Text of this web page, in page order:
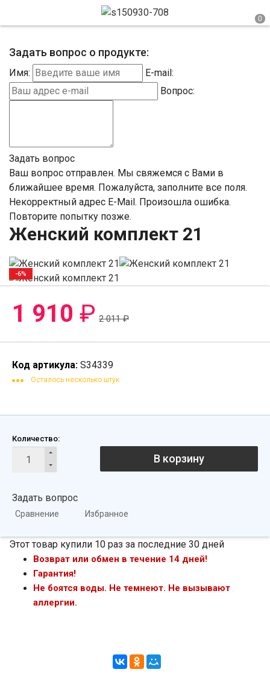
Задать вопрос о продукте:
Имя:
E-mail:
Вопрос:
Задать вопрос
Ваш вопрос отправлен. Мы свяжемся с Вами в
ближайшее время. Пожалуйста, заполните все поля.
Некорректный адрес E-Mail. Произошла ошибка.
Повторите попытку позже.
Женский комплект 21
-6%
1 910 ₽ 2 011₽
Код артикула: S34339
Осталось несколько штук
Количество:
В корзину
Задать вопрос
Сравнение Избранное
Этот товар купили 10 раз за последние 30 дней
Возврат или обмен в течение 14 дней!
Гарантия!
Не боятся воды. Не темнеют. Не вызывают
аллергии.